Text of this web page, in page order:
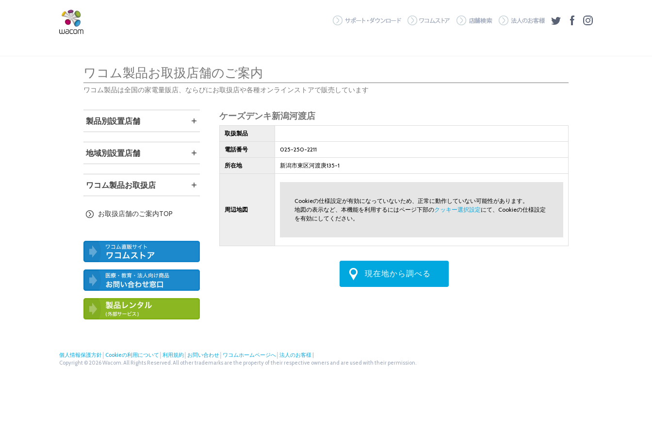
サポート・ダウンロード
ワコムストア 店舗検索 法人のお客様
ツイッターフェイスブック
ワコム製品お取扱店舗のご案内
ワコム製品は全国の家電量販店、ならびにお取扱店や各種オンラインストアで販売しています
ケーズデンキ新潟河渡店
取扱製品
電話番号 025-250-2211
所在地 新潟市東区河渡庚135-1
周辺地図
Cookieの仕様設定が有効になっていないため、正常に動作していない可能性があります。
地図の表示など、本機能を利用するにはページ下部のクッキー選択設定にて、Cookieの仕様設定
を有効にしてください。
現在地から調べる
製品別設置店舗
地域別設置店舗
ワコム製品お取扱店
お取扱店舗のご案内TOP
わせ窓口
個人情報保護方針 Cookieの利用について 利用規約 お問い合わせ ワコムホームページへ 法人のお客様
Copyright © 2026 Wacom. All Rights Reserved. All other trademarks are the property of their respective owners and are used with their permission.